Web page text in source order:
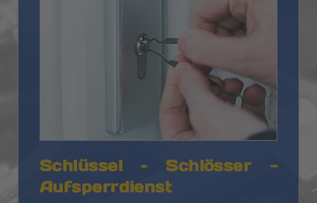
Schlüssel – Schlösser -
Aufsperrdienst